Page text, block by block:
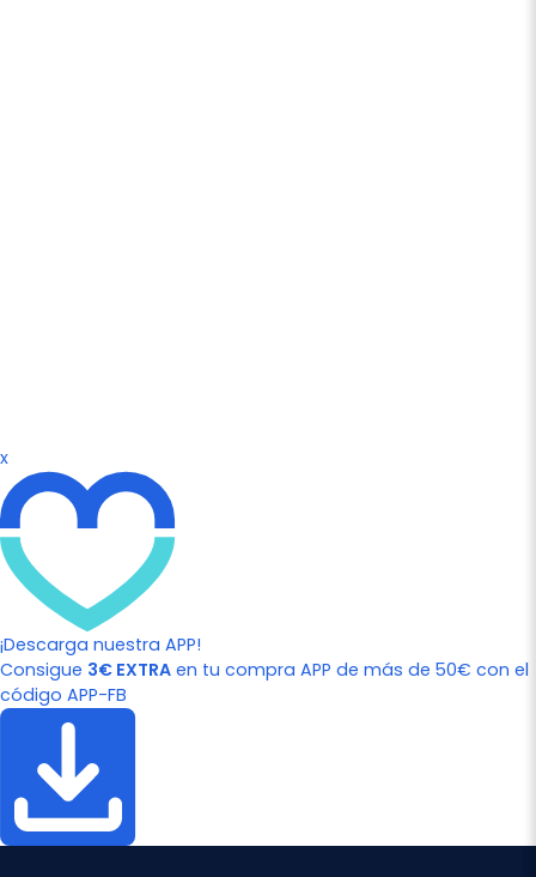
x
¡Descarga nuestra APP!
Consigue 3€ EXTRA en tu compra APP de más de 50€ con el
código APP-FB